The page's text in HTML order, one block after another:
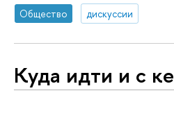
Общество дискуссии
Куда идти и с